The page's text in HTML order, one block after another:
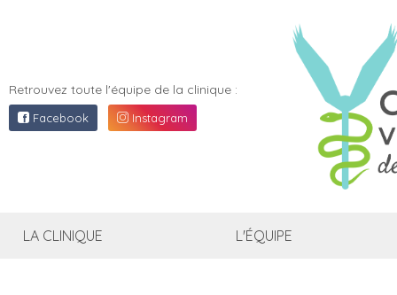
Retrouvez toute l'équipe de la clinique :
Facebook Instagram
LA CLINIQUE L'ÉQUIPE